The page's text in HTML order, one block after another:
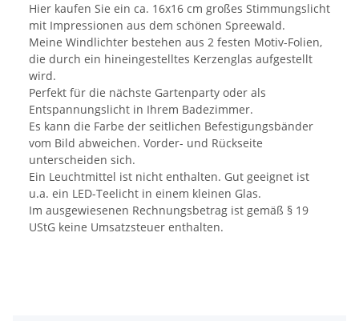
Hier kaufen Sie ein ca. 16x16 cm großes Stimmungslicht
mit Impressionen aus dem schönen Spreewald.
Meine Windlichter bestehen aus 2 festen Motiv-Folien,
die durch ein hineingestelltes Kerzenglas aufgestellt
wird.
Perfekt für die nächste Gartenparty oder als
Entspannungslicht in Ihrem Badezimmer.
Es kann die Farbe der seitlichen Befestigungsbänder
vom Bild abweichen. Vorder- und Rückseite
unterscheiden sich.
Ein Leuchtmittel ist nicht enthalten. Gut geeignet ist
u.a. ein LED-Teelicht in einem kleinen Glas.
Im ausgewiesenen Rechnungsbetrag ist gemäß § 19
UStG keine Umsatzsteuer enthalten.